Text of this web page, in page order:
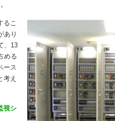
るこ
あり
、13
める
ース
考え
視シ